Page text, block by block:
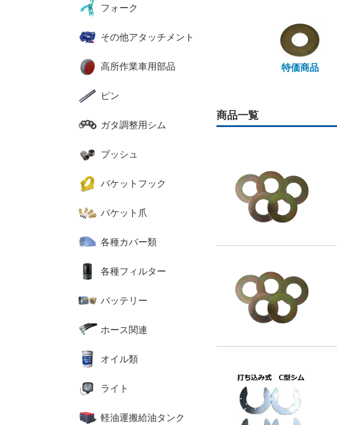
フォーク
その他アタッチメント
高所作業車用部品
ピン
ガタ調整用シム
ブッシュ
バケットフック
バケット爪
各種カバー類
各種フィルター
バッテリー
ホース関連
オイル類
ライト
軽油運搬給油タンク
特価商品
商品一覧